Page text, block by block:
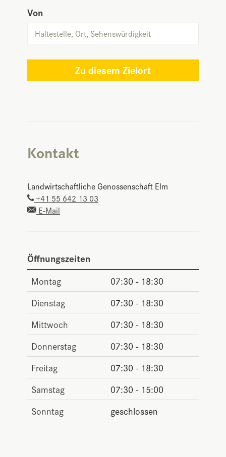
Von
Zu diesem Zielort
Kontakt
Landwirtschaftliche Genossenschaft Elm
+41 55 642 13 03
E-Mail
Öffnungszeiten
Montag
07:30 - 18:30
Dienstag
07:30 - 18:30
Mittwoch
07:30 - 18:30
Donnerstag
07:30 - 18:30
Freitag
07:30 - 18:30
Samstag
07:30 - 15:00
Sonntag
geschlossen